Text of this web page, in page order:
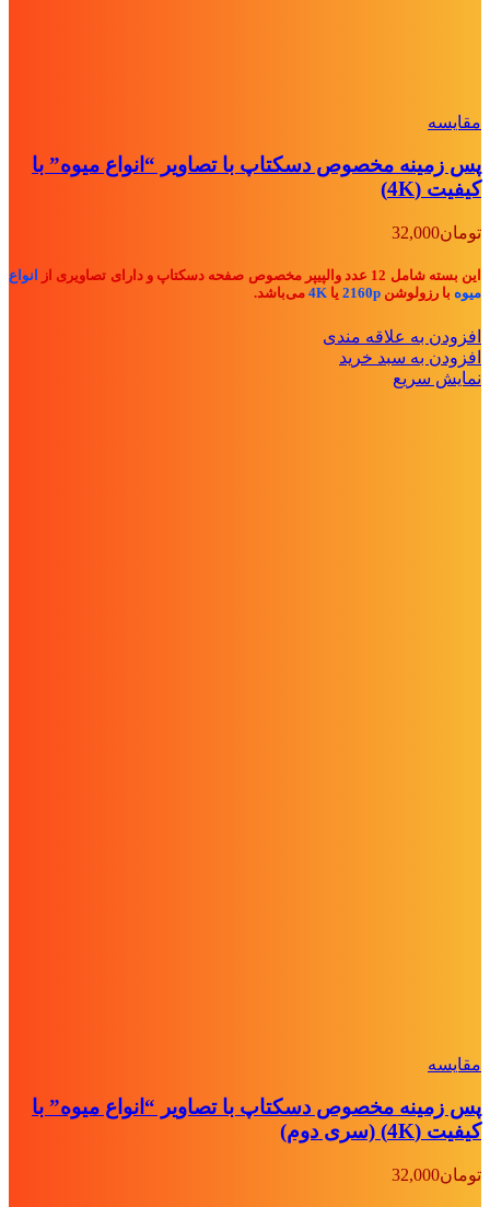
مقايسه
پس زمینه مخصوص دسکتاپ با تصاویر “انواع میوه” با
کیفیت (4K)
تومان32,000
این بسته شامل 12 عدد والپیپر مخصوص صفحه دسکتاپ و دارای تصاویری از
انواع
میوه با رزولوشن 2160p یا 4K می‌باشد.
افزودن به علاقه مندی
افزودن به سبد خرید
نمایش سریع
مقايسه
پس زمینه مخصوص دسکتاپ با تصاویر “انواع میوه” با
کیفیت (4K) (سری دوم)
تومان32,000